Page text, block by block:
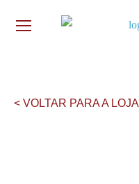
< VOLTAR PARA A LOJA